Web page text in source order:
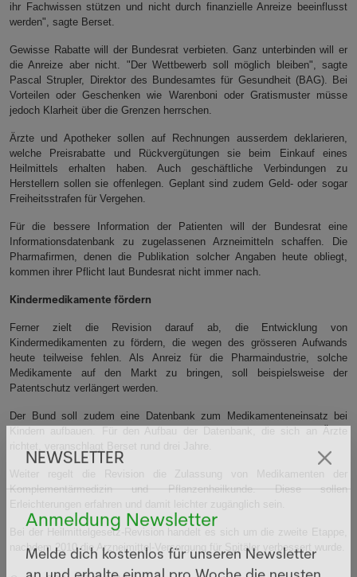
ihr Fachwissen stützen und nicht durch finanzielle Anreize beeinflusst
werden", sagte Berset.
Gewisse Rabatte will der Bundesrat verbieten. Ganz unterbinden will er
die Anreize aber nicht. "Der Wettbewerb soll möglich bleiben", sagte
Pascal Strupler, Direktor des Bundesamtes für Gesundheit (BAG). Bei
Vorteilen oder Geschenken wie Warenboni oder Gratismuster müsse
jedoch Klarheit über die Grenzen herrschen.
Ärzte und Apotheker sollen auf Rechnungen ausserdem deklarieren,
welche Preisrabatte und Rückvergütungen sie beim Einkauf eines
Heilmittels erhalten haben. Auch geschäftliche Verbindungen zu
Herstellern sollen sie offenlegen. Geplant sind zudem Geld- oder sogar
Freiheitsstrafen für Vergehen.
Für die bessere Information der Patienten will der Bundesrat eine
Informationsdatenbank zu zugelassenen Arzneimitteln schaffen. Die
Pharmafirmen, denen die Publikation solcher Angaben heute obliegt,
kommen ihrer Pflicht laut Bundesrat nicht immer nach.
Kindermedikamente fördern
Ferner zielt die Revision darauf ab, die Entwicklung von
Kindermedikamenten zu fördern, die wegen des grösseren Aufwands
heute teilweise fehlen. Als Anreiz für die Pharmaindustrie, solche
Medikamente auf den Markt zu bringen, soll beispielsweise der
Patentschutz verlängert werden.
Der Bund soll zudem eine Datenbank zum Medikamenteneinsatz bei
Kindern aufbauen. Für den Aufbau der Datenbank, die sich an Ärzte
richtet, veranschlagt Berset rund drei Jahre.
Weiter regelt die Revision die Zulassung von Medikamenten der
Komplementärmedizin und Pflanzenheilkunde. Diese sollen
Erleichterungen erfahren und damit leichter zugänglich sein.
Bei der Heilmittelgesetz-Revision handelt es sich um die zweite Etappe,
nachdem 2010 die Arzneimittel-Versorgung für Spitäler verbessert wurde.
NEWSLETTER
Anmeldung Newsletter
Melde dich kostenlos für unseren Newsletter